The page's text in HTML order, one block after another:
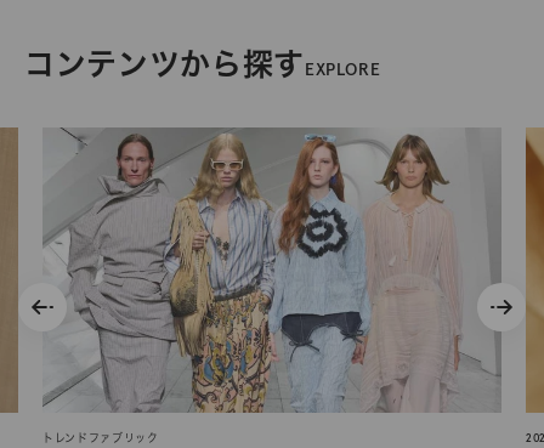
コンテンツから探すEXPLORE
トレンドファブリック